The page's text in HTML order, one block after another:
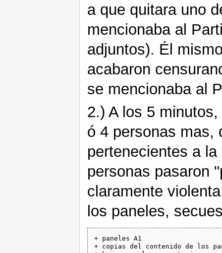
a que quitara uno
mencionaba al
adjuntos). Él
acabaron
se mencionaba al
2.) A los 5
ó 4 personas mas,
pertenecientes a
personas pasaron
claramente
los paneles,
+ paneles A1
+ copias del contenido de los